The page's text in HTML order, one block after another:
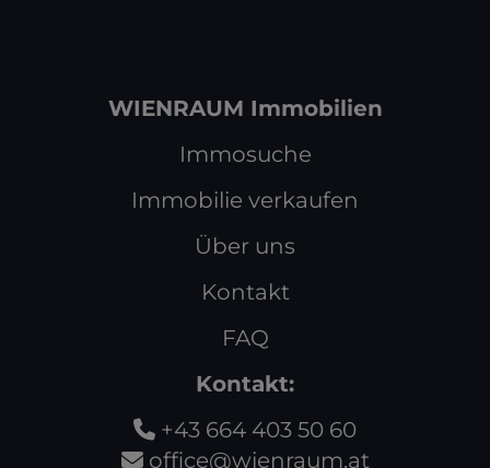
WIENRAUM Immobilien
Immosuche
Immobilie verkaufen
Über uns
Kontakt
FAQ
Kontakt:
+43 664 403 50 60
office@wienraum.at